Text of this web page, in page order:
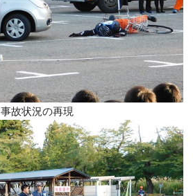
事故状況の再現